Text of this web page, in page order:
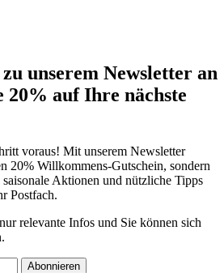
unserem Newsletter an
20% auf Ihre nächste
voraus! Mit unserem Newsletter
20% Willkommens-Gutschein, sondern
Aktionen und nützliche Tipps
Postfach.
relevante Infos und Sie können sich
Abonnieren